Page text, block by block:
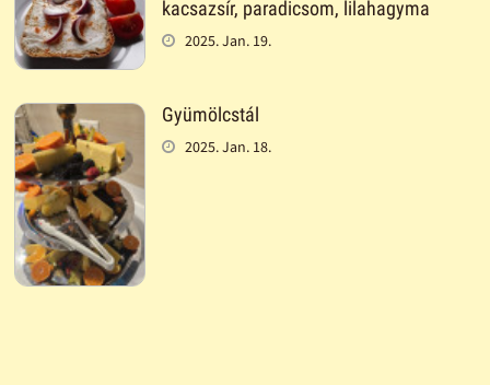
kacsazsír, paradicsom, lilahagyma
2025. Jan. 19.
Gyümölcstál
2025. Jan. 18.